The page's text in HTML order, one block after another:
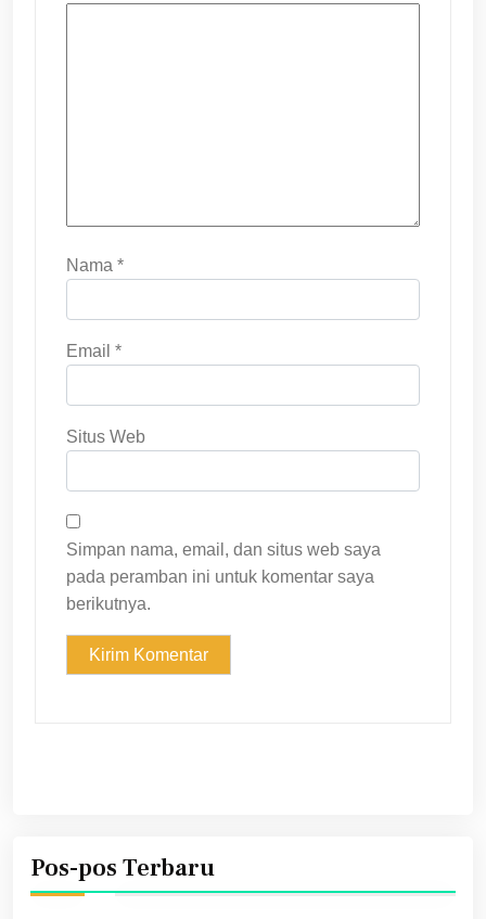
Nama *
Email *
Situs Web
Simpan nama, email, dan situs web saya
pada peramban ini untuk komentar saya
berikutnya.
Pos-pos Terbaru